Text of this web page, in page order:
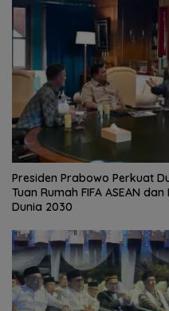
Presiden Prabowo Perkuat
Tuan Rumah FIFA ASEAN
Dunia 2030